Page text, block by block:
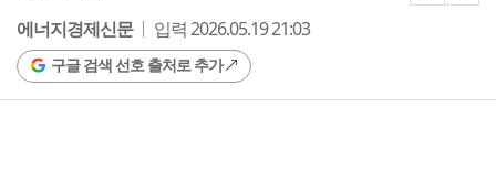
에너지경제신문
입력 2026.05.19 21:03
구글 검색 선호 출처로 추가